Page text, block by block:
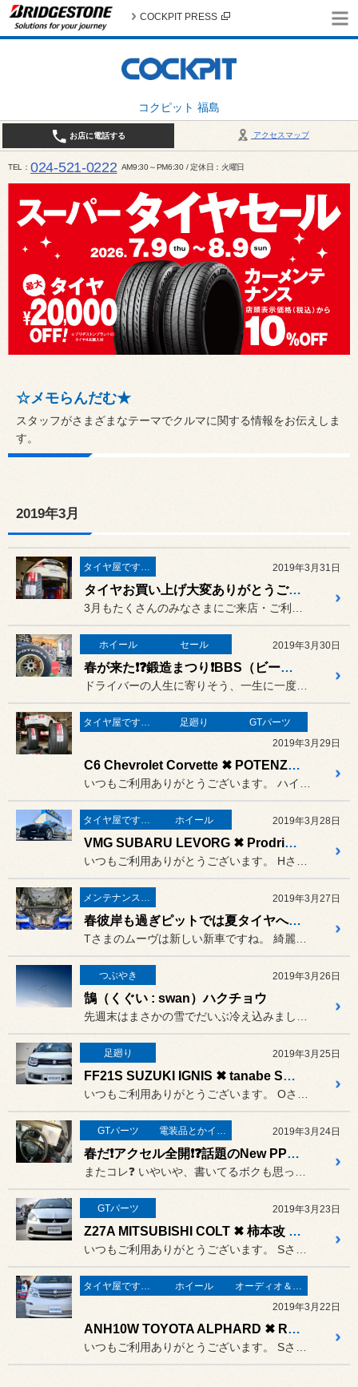
コクピット 福島
COCKPIT PRESS
アクセスマップ
お店に電話する
TEL 024-521-0222 AM9:30～PM6:30 / 定休日：火曜日
☆メモらんだむ★
スタッフがさまざまなテーマでクルマに関する情報をお伝えしま
す。
2019年3月
タイヤ屋です。「本業」のタイヤ 2019年3月31日
タイヤお買い上げ大変ありがとうございます❣❣
ホイール セール 2019年3月30日
春が来た❗❓鍛造まつり❗BBS（ビービーエス）フェア☆彡
タイヤ屋です。「本業」のタイヤ 足廻り
GTパーツ
2019年3月29日
C6 Chevrolet Corvette ✖ POTENZA S007A ✖ SPOON RIGIDCOLLAR（リジカラ）
タイヤ屋です。「本業」のタイヤ ホイール 2019年3月28日
VMG SUBARU LEVORG ✖ Prodrive GC-05R ✖ POTENZA Adrenalin RE003
メンテナンス＆ケミカル 2019年3月27日
春彼岸も過ぎピットでは夏タイヤへの履き替え作業が忙しくなってきました。ですが冬期ほど作業は集中しません。そこでタイヤ交換とご一緒に防錆コートはいかがですか❓作業時間はタイヤ作業＋３０分程度（車種・状態により多少お時間を頂く場合がございます）お気軽にスタッフまでお問い合わせください。
つぶやき 2019年3月26日
鵠（くぐい : swan）ハクチョウ
足廻り 2019年3月25日
FF21S SUZUKI IGNIS ✖ tanabe SUSTEC UP210
GTパーツ 電装品とかインテリア 2019年3月24日
春だ❗アクセル全開❗❓話題のNew PPTでフルスロットル❗Case of JG1（N-ONEの場合）
GTパーツ 2019年3月23日
Z27A MITSUBISHI COLT ✖ 柿本改 KAKIMOTORACING GTbox 06&S
タイヤ屋です。「本業」のタイヤ ホイール
オーディオ＆ナビゲーション
2019年3月22日
ANH10W TOYOTA ALPHARD ✖ REGNO GRVⅡ ✖ MAVERICK 1107T